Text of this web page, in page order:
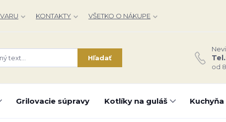
KONTAKTY VŠETKO O NÁKUPE
Hľadať
od
Grilovacie súpravy Kotlíky na guláš